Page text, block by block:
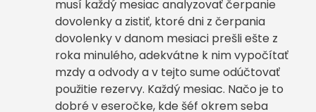
musí každý mesiac analyzovať čerpanie
dovolenky a zistiť, ktoré dni z čerpania
dovolenky v danom mesiaci prešli ešte z
roka minulého, adekvátne k nim vypočítať
mzdy a odvody a v tejto sume odúčtovať
použitie rezervy. Každý mesiac. Načo je to
dobré v eseročke, kde šéf okrem seba